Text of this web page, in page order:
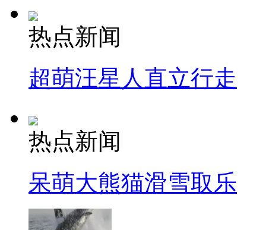
热点新闻
超萌汪星人直立行走
热点新闻
呆萌大熊猫滑雪取乐